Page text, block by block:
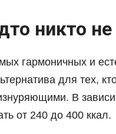
никто
гармоничных и
для тех,
В
от 240 до 400 ккал.